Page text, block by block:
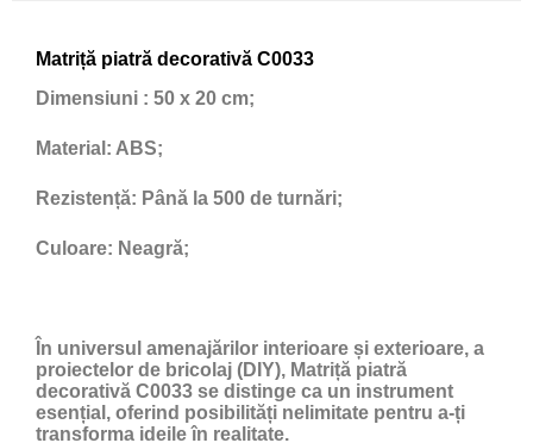
Matriță piatră decorativă C0033
Dimensiuni : 50 x 20 cm;
Material: ABS;
Rezistență: Până la 500 de turnări;
Culoare: Neagră;
În universul amenajărilor interioare și exterioare, a
proiectelor de bricolaj (DIY), Matriță piatră
decorativă C0033 se distinge ca un instrument
esențial, oferind posibilități nelimitate pentru a-ți
transforma ideile în realitate.